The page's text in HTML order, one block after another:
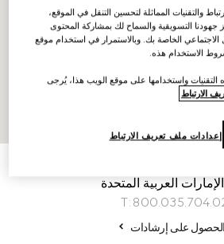
المتجر تسهيلات البيع عن بُعد
الإمارات العربية المتحدة
الحصول على إرشادات
والتقنيات المماثلة لتحسين التنقل في الموقع،
جهودنا التسويقية والسماح لك بمشاركة المحتوى
الخاصة بك. وبالاستمرار في استخدام موقع
الاستخدام هذه.
واستخدامها على موقع الويب هذا، يُرجى
الارتباط
إعدادات ملف تعريف الارتباط